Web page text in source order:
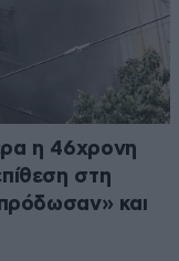
η 46χρονη
στη
και